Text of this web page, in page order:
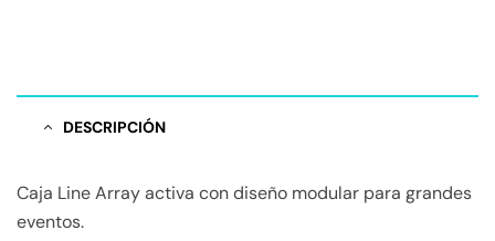
DESCRIPCIÓN
Caja Line Array activa con diseño modular para grandes
eventos.